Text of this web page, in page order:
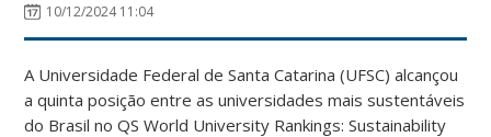
10/12/2024 11:04
A Universidade Federal de Santa Catarina (UFSC) alcançou
a quinta posição entre as universidades mais sustentáveis
do Brasil no QS World University Rankings: Sustainability